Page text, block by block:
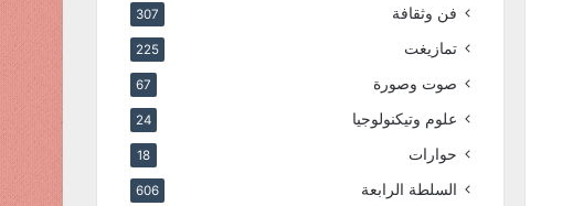
فن وثقافة 307
تمازيغت 225
صوت وصورة 67
علوم وتيكنولوجيا 24
حوارات 18
السلطة الرابعة 606